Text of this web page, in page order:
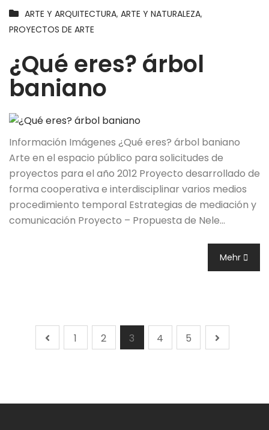
ARTE Y ARQUITECTURA, ARTE Y NATURALEZA,
PROYECTOS DE ARTE
¿Qué eres? árbol
baniano
Información Imágenes ¿Qué eres? árbol baniano
Arte en el espacio público para solicitudes de
proyectos para el año 2012 Proyecto desarrollado de
forma cooperativa e interdisciplinar varios medios
procedimiento temporal Estrategias de mediación y
comunicación Proyecto – Propuesta de Nele…
Mehr
1 2 3 4 5